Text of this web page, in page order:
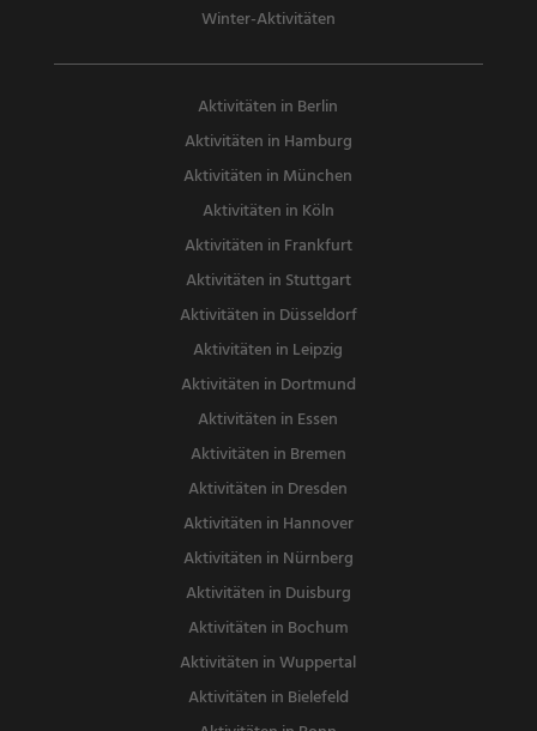
Winter-Aktivitäten
Aktivitäten in Berlin
Aktivitäten in Hamburg
Aktivitäten in München
Aktivitäten in Köln
Aktivitäten in Frankfurt
Aktivitäten in Stuttgart
Aktivitäten in Düsseldorf
Aktivitäten in Leipzig
Aktivitäten in Dortmund
Aktivitäten in Essen
Aktivitäten in Bremen
Aktivitäten in Dresden
Aktivitäten in Hannover
Aktivitäten in Nürnberg
Aktivitäten in Duisburg
Aktivitäten in Bochum
Aktivitäten in Wuppertal
Aktivitäten in Bielefeld